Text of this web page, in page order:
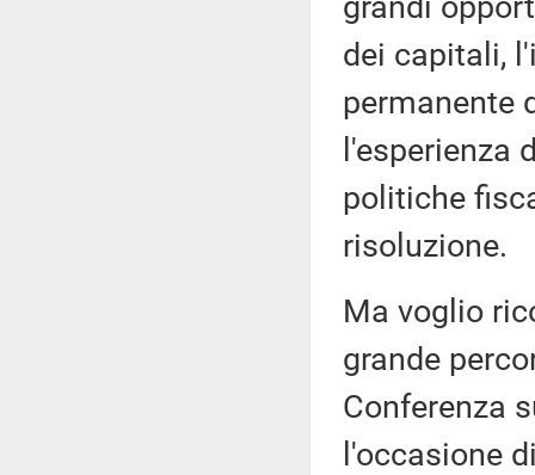
dei capitali,
permanente
l'esperienza
politiche
risoluzione.
Ma voglio
grande
Conferenza
l'occasione